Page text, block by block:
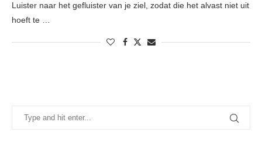
Luister naar het gefluister van je ziel, zodat die het alvast niet uit
hoeft te …